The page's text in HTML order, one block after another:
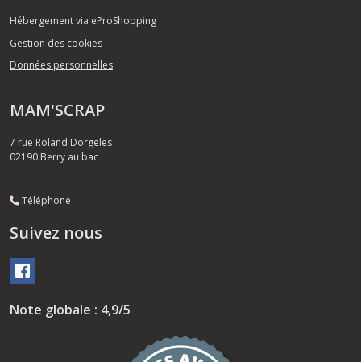
Hébergement via eProShopping
Gestion des cookies
Données personnelles
MAM'SCRAP
7 rue Roland Dorgeles
02190 Berry au bac
Téléphone
Suivez nous
Note globale : 4,9/5